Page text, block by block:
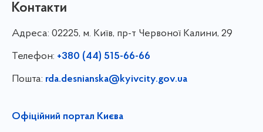
Контакти
Адреса: 02225, м. Київ, пр-т Червоної Калини, 29
Телефон: +380 (44) 515-66-66
Пошта: rda.desnianska@kyivcity.gov.ua
Офіційний портал Києва